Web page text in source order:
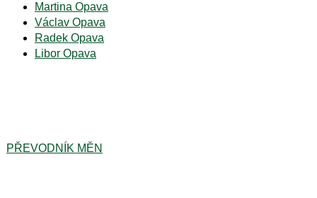
Martina Opava
Václav Opava
Radek Opava
Libor Opava
PŘEVODNÍK MĚN